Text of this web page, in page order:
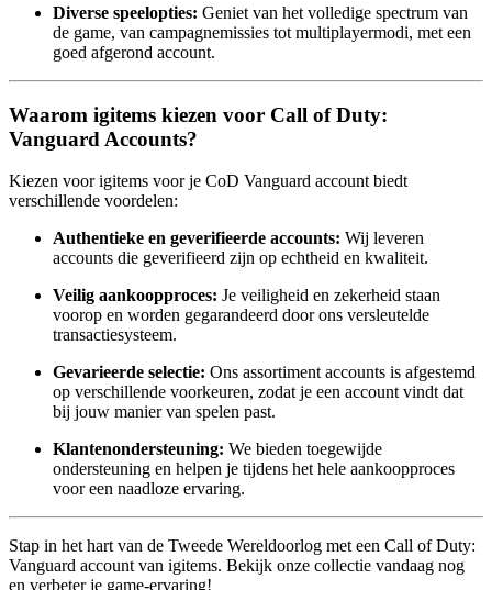
Diverse speelopties: Geniet van het volledige spectrum van
de game, van campagnemissies tot multiplayermodi, met een
goed afgerond account.
Waarom igitems kiezen voor Call of Duty:
Vanguard Accounts?
Kiezen voor igitems voor je CoD Vanguard account biedt
verschillende voordelen:
Authentieke en geverifieerde accounts: Wij leveren
accounts die geverifieerd zijn op echtheid en kwaliteit.
Veilig aankoopproces: Je veiligheid en zekerheid staan
voorop en worden gegarandeerd door ons versleutelde
transactiesysteem.
Gevarieerde selectie: Ons assortiment accounts is afgestemd
op verschillende voorkeuren, zodat je een account vindt dat
bij jouw manier van spelen past.
Klantenondersteuning: We bieden toegewijde
ondersteuning en helpen je tijdens het hele aankoopproces
voor een naadloze ervaring.
Stap in het hart van de Tweede Wereldoorlog met een Call of Duty:
Vanguard account van igitems. Bekijk onze collectie vandaag nog
en verbeter je game-ervaring!